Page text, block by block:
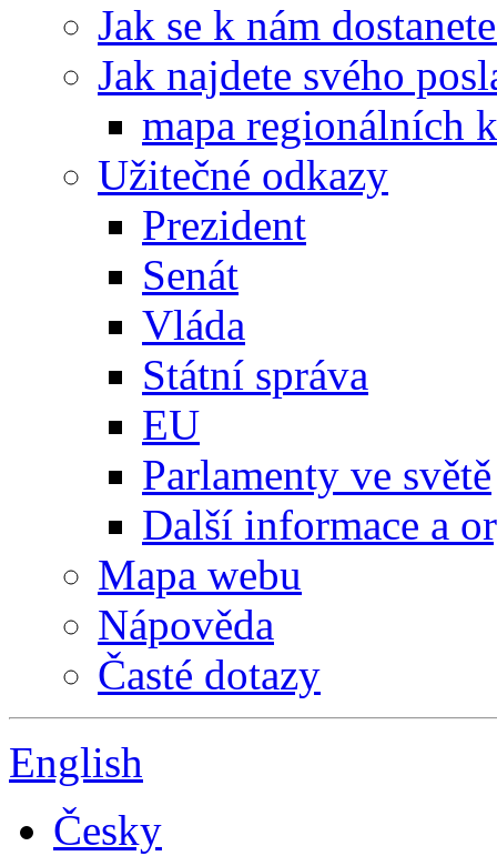
Jak se k nám
Jak najdete svého
mapa regionálních
Užitečné odkazy
Prezident
Senát
Vláda
Státní správa
EU
Parlamenty ve světě
Další informace a
Mapa webu
Nápověda
Časté dotazy
English
Česky